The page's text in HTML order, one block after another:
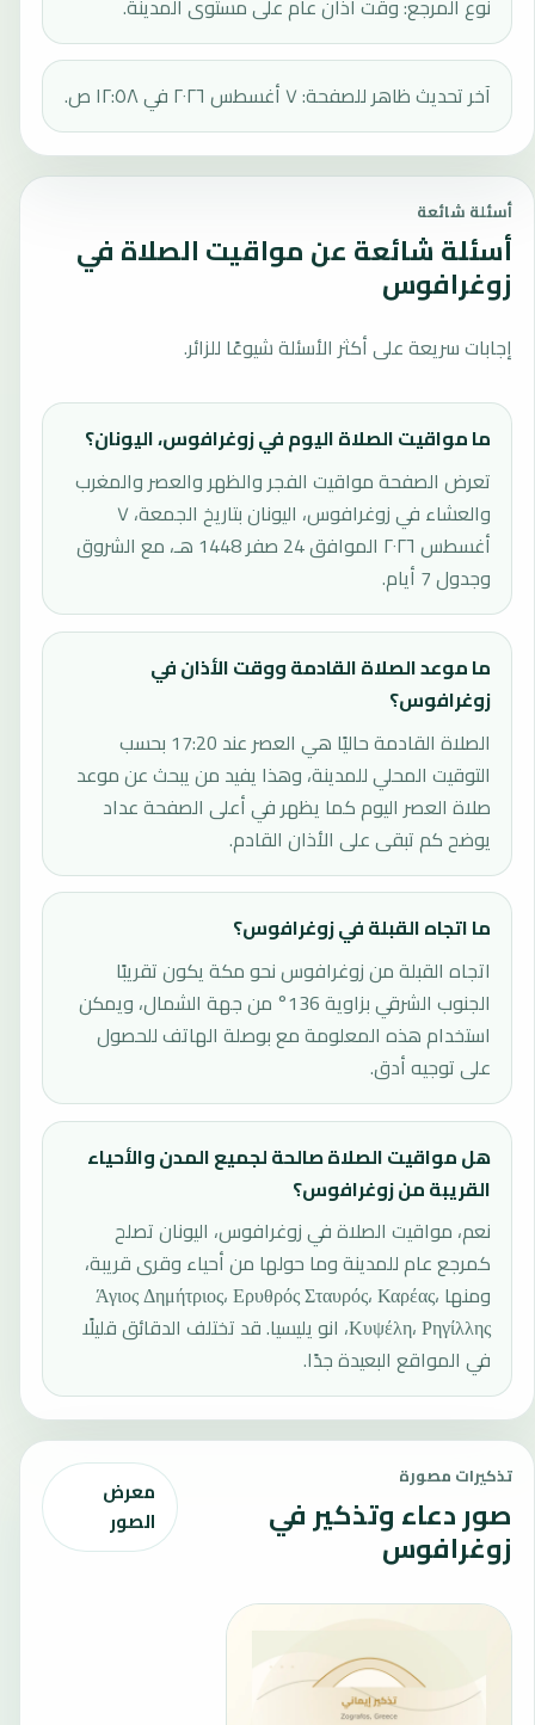
آخر تحديث ظاهر للصفحة: ٧ أغسطس ٢٠٢٦ في ١٢:٥٨ ص.
أسئلة شائعة
أسئلة شائعة عن مواقيت الصلاة في
زوغرافوس
إجابات سريعة على أكثر الأسئلة شيوعًا للزائر.
ما مواقيت الصلاة اليوم في زوغرافوس، اليونان؟
تعرض الصفحة مواقيت الفجر والظهر والعصر والمغرب
والعشاء في زوغرافوس، اليونان بتاريخ الجمعة، ٧
أغسطس ٢٠٢٦ الموافق 24 صفر 1448 هـ، مع الشروق
وجدول 7 أيام.
ما موعد الصلاة القادمة ووقت الأذان في
زوغرافوس؟
الصلاة القادمة حاليًا هي العصر عند 17:20 بحسب
التوقيت المحلي للمدينة، وهذا يفيد من يبحث عن موعد
صلاة العصر اليوم كما يظهر في أعلى الصفحة عداد
يوضح كم تبقى على الأذان القادم.
ما اتجاه القبلة في زوغرافوس؟
اتجاه القبلة من زوغرافوس نحو مكة يكون تقريبًا
الجنوب الشرقي بزاوية 136° من جهة الشمال، ويمكن
استخدام هذه المعلومة مع بوصلة الهاتف للحصول
على توجيه أدق.
هل مواقيت الصلاة صالحة لجميع المدن والأحياء
القريبة من زوغرافوس؟
نعم، مواقيت الصلاة في زوغرافوس، اليونان تصلح
كمرجع عام للمدينة وما حولها من أحياء وقرى قريبة،
ومنها Άγιος Δημήτριος، Ερυθρός Σταυρός، Καρέας،
Κυψέλη، Ρηγίλλης، انو يليسيا. قد تختلف الدقائق قليلًا
في المواقع البعيدة جدًا.
تذكيرات مصورة
صور دعاء وتذكير في
زوغرافوس
معرض
الصور